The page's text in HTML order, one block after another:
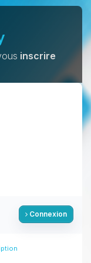
inscrire
Connexion